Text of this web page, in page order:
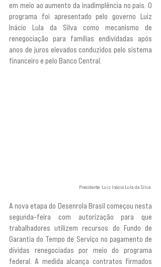
em meio ao aumento da inadimplência no país. O
programa foi apresentado pelo governo Luiz
Inácio Lula da Silva como mecanismo de
renegociação para famílias endividadas após
anos de juros elevados conduzidos pelo sistema
financeiro e pelo Banco Central.
Presidente  Luiz Inácio Lula da Silva
A nova etapa do Desenrola Brasil começou nesta
segunda-feira com autorização para que
trabalhadores utilizem recursos do Fundo de
Garantia do Tempo de Serviço no pagamento de
dívidas renegociadas por meio do programa
federal. A medida alcança contratos firmados